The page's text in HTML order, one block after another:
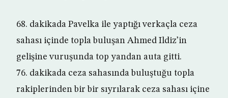
68. dakikada Pavelka ile yaptığı verkaçla ceza
sahası içinde topla buluşan Ahmed Ildiz’in
gelişine vuruşunda top yandan auta gitti.
76. dakikada ceza sahasında buluştuğu topla
rakiplerinden bir bir sıyrılarak ceza sahası içine